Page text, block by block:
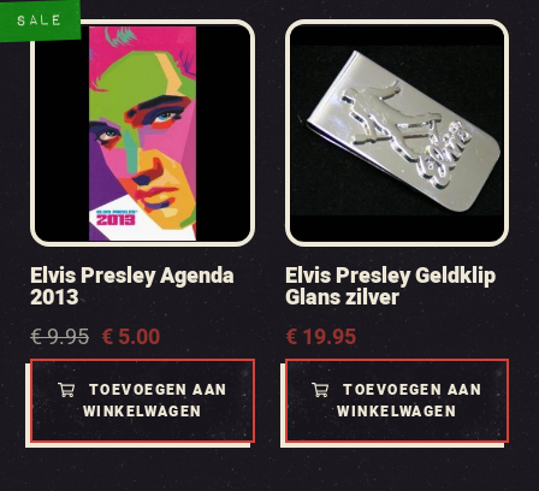
SALE
Elvis Presley Agenda
2013
€9.95
Oorspronkelijke
prijs
was:
€ 9.95.
€5.00
Huidige
prijs
€ 5.00.
TOEVOEGEN AAN
WINKELWAGEN
Elvis Presley Geldklip
Glans zilver
€19.95
TOEVOEGEN AAN
WINKELWAGEN